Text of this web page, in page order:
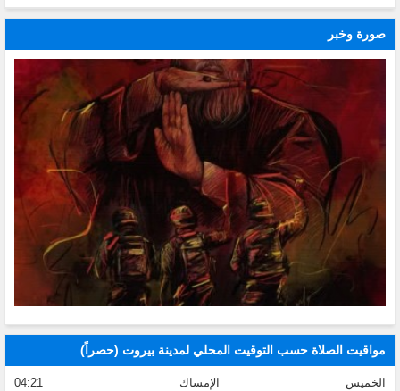
صورة وخبر
مواقيت الصلاة حسب التوقيت المحلي لمدينة بيروت (حصراً)
الخميس الإمساك 04:21